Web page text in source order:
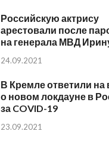
Российскую актрису
арестовали после
на генерала МВД
24.09.2021
В Кремле ответили на
о новом локдауне в
за COVID-19
23.09.2021